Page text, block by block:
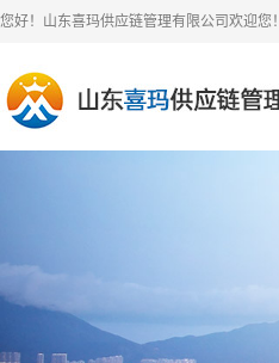
您好！山东喜玛供应链管理有限公司欢迎您！